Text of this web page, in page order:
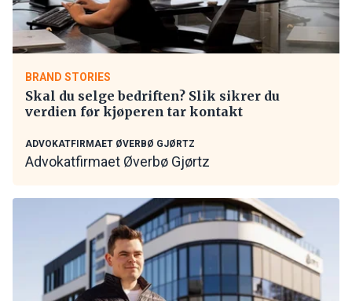
BRAND STORIES
Skal du selge bedriften? Slik sikrer du
verdien før kjøperen tar kontakt
ADVOKATFIRMAET ØVERBØ GJØRTZ
Advokatfirmaet Øverbø Gjørtz